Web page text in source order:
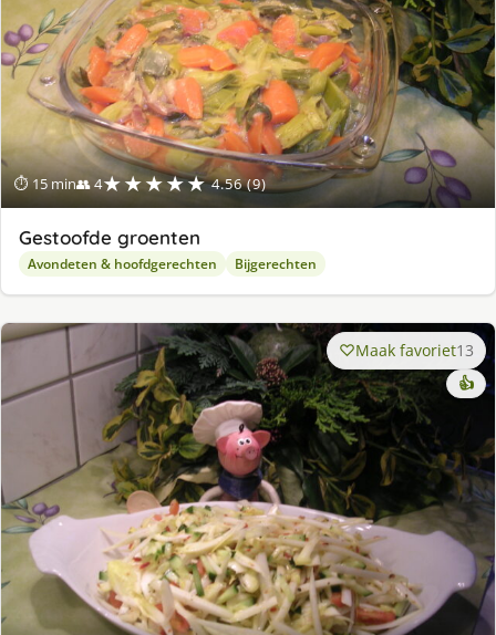
⏱ 15 min👥 4★★★★★ 4.56 (9)
Gestoofde groenten
Avondeten & hoofdgerechten Bijgerechten
Maak favoriet13
👍